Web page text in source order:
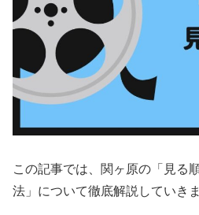
この記事では、関ヶ原の「見る
法」について徹底解説していきま